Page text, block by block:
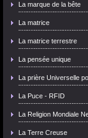
La marque de la bête
La matrice
La matrice terrestre
La pensée unique
La prière Universelle
La Puce - RFID
La Religion Mondiale
La Terre Creuse